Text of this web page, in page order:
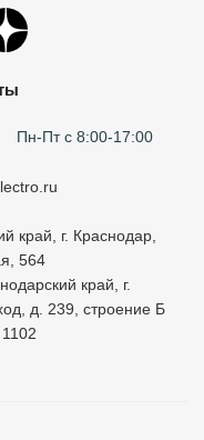
Пн-Пт с 8:00-17:00
край, г. Краснодар,
564
край, г.
д. 239, строение Б